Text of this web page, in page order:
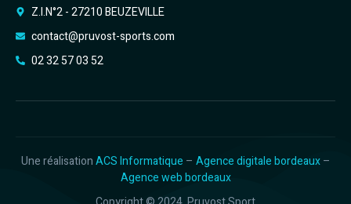
Z.I.N°2 - 27210 BEUZEVILLE
contact@pruvost-sports.com
02 32 57 03 52
Une réalisationACS Informatique – Agence digitale bordeaux–
Agence web bordeaux